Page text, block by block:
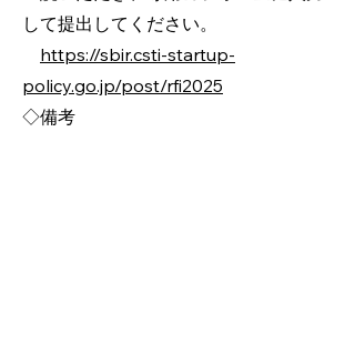
して提出してください。
https://sbir.csti-startup-
policy.go.jp/post/rfi2025
◇備考